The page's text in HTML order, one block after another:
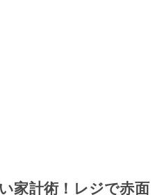
家計術！レジで赤面